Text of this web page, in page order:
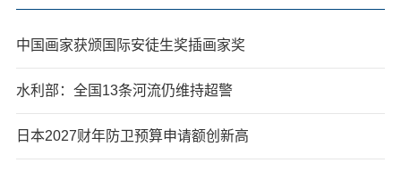
中国画家获颁国际安徒生奖插画家奖
水利部：全国13条河流仍维持超警
日本2027财年防卫预算申请额创新高